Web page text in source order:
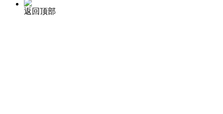
返回顶部